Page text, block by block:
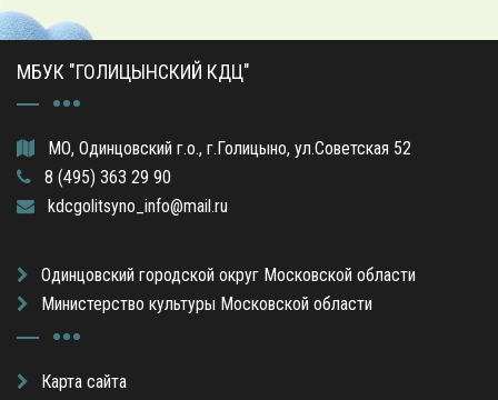
МБУК "ГОЛИЦЫНСКИЙ КДЦ"
МО, Одинцовский г.о., г.Голицыно, ул.Советская 52
8 (495) 363 29 90
kdcgolitsyno_info@mail.ru
Одинцовский городской округ Московской области
Министерство культуры Московской области
Карта сайта